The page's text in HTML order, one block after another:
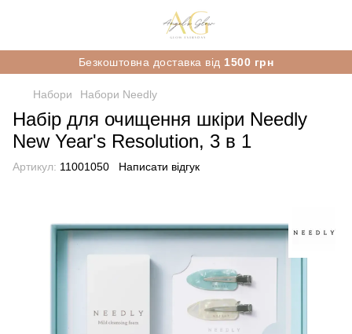
Безкоштовна доставка від 1500 грн
Набори Набори Needly
Набір для очищення шкіри Needly
New Year's Resolution, 3 в 1
Артикул: 11001050 Написати відгук